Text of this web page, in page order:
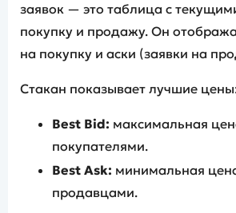
заявок — это таблица с
покупку и продажу. Он
на покупку и аски (заявки на
Стакан показывает лучшие
Best Bid: максимальная
покупателями.
Best Ask: минимальная
продавцами.